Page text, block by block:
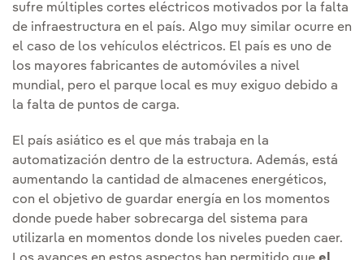
sufre múltiples cortes eléctricos motivados por la falta
de infraestructura en el país. Algo muy similar ocurre en
el caso de los vehículos eléctricos. El país es uno de
los mayores fabricantes de automóviles a nivel
mundial, pero el parque local es muy exiguo debido a
la falta de puntos de carga.
El país asiático es el que más trabaja en la
automatización dentro de la estructura. Además, está
aumentando la cantidad de almacenes energéticos,
con el objetivo de guardar energía en los momentos
donde puede haber sobrecarga del sistema para
utilizarla en momentos donde los niveles pueden caer.